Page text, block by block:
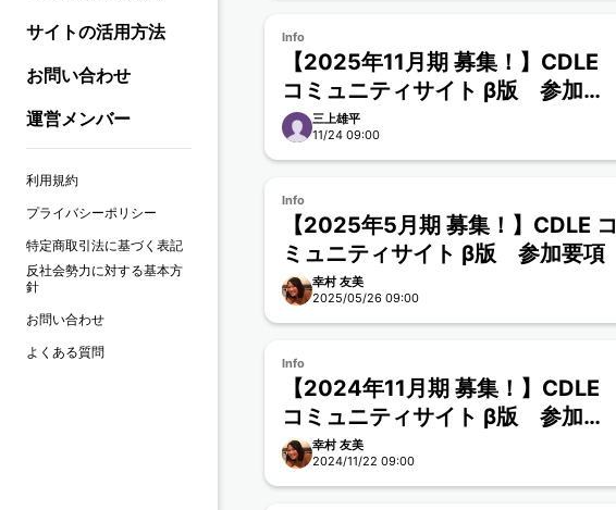
サイトの活用方法
お問い合わせ
運営メンバー
利用規約
プライバシーポリシー
特定商取引法に基づく表記
反社会勢力に対する基本方
針
お問い合わせ
よくある質問
Info
【2025年11月期 募集！】CDLE
コミュニティサイト β版 参加要
項 三上雄平
11/24 09:00
Info
【2025年5月期 募集！】CDLE コ
ミュニティサイト β版 参加要項
幸村 友美
2025/05/26 09:00
Info
【2024年11月期 募集！】CDLE
コミュニティサイト β版 参加要
項 幸村 友美
2024/11/22 09:00